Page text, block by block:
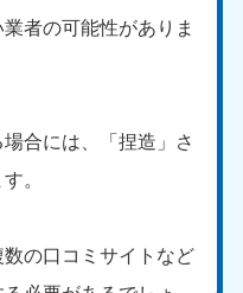
者の可能性がありま
合には、「捏造」さ
。
の口コミサイトなど